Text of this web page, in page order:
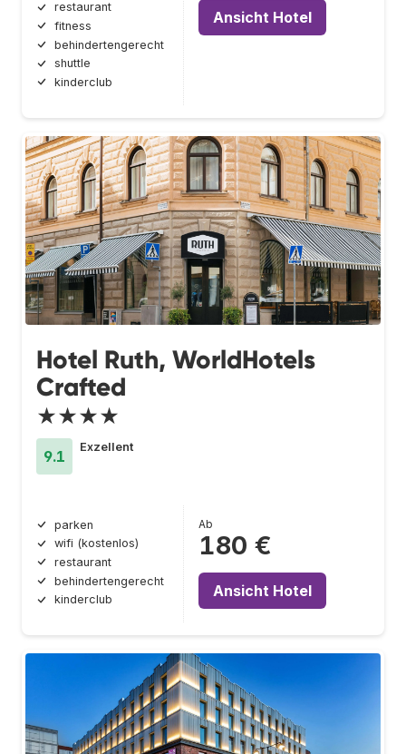
restaurant
fitness
behindertengerecht
shuttle
kinderclub
Ansicht Hotel
Hotel Ruth, WorldHotels
Crafted
★★★★
9.1
Exzellent
parken
wifi (kostenlos)
restaurant
behindertengerecht
kinderclub
Ab
180 €
Ansicht Hotel